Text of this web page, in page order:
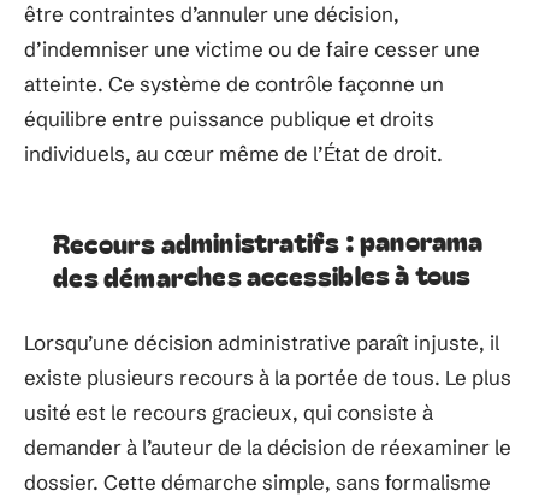
être contraintes d’annuler une décision,
d’indemniser une victime ou de faire cesser une
atteinte. Ce système de contrôle façonne un
équilibre entre puissance publique et droits
individuels, au cœur même de l’État de droit.
Recours administratifs : panorama
des démarches accessibles à tous
Lorsqu’une décision administrative paraît injuste, il
existe plusieurs recours à la portée de tous. Le plus
usité est le recours gracieux, qui consiste à
demander à l’auteur de la décision de réexaminer le
dossier. Cette démarche simple, sans formalisme